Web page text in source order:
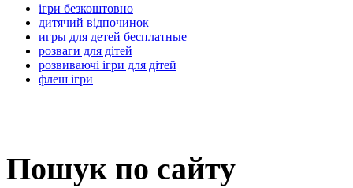
ігри безкоштовно
дитячий відпочинок
игры для детей бесплатные
розваги для дітей
розвиваючі ігри для дітей
флеш ігри
Пошук по сайту